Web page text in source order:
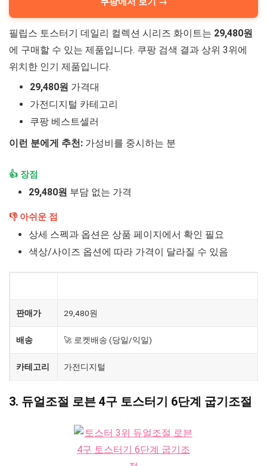
필립스 토스터기 데일리 컬렉션 시리즈 화이트는 29,480원
에 구매할 수 있는 제품입니다. 쿠팡 검색 결과 상위 3위에
위치한 인기 제품입니다.
29,480원 가격대
가전디지털 카테고리
쿠팡 베스트셀러
이런 분에게 추천: 가성비를 중시하는 분
👍 장점
29,480원 부담 없는 가격
👎 아쉬운 점
상세 스펙과 옵션은 상품 페이지에서 확인 필요
색상/사이즈 옵션에 따라 가격이 달라질 수 있음
판매가 29,480원
배송 🚀 로켓배송 (당일/익일)
카테고리 가전디지털
3. 듀얼조절 로븐 4구 토스터기 6단계 굽기조절